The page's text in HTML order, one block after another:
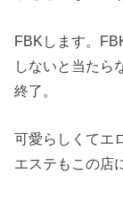
FBKします。
しないと当たら
終了。
可愛らしくてエ
エステもこの店